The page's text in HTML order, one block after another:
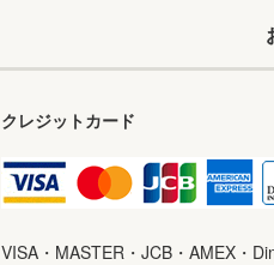
クレジットカード
VISA・MASTER・JCB・AMEX・